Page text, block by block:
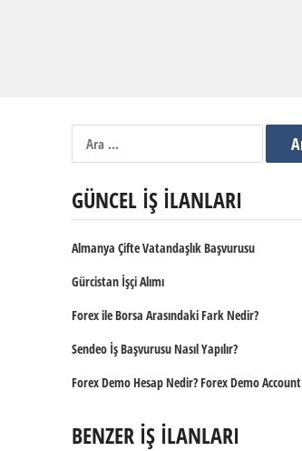
GÜNCEL İŞ İLANLARI
Almanya Çifte Vatandaşlık Başvurusu
Gürcistan İşçi Alımı
Forex ile Borsa Arasındaki Fark Nedir?
Sendeo İş Başvurusu Nasıl Yapılır?
Forex Demo Hesap Nedir? Forex Demo Account
BENZER İŞ İLANLARI